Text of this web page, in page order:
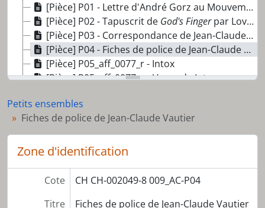
[Pièce] P01 - Lettre d'André Gorz au Mouvement démocratique des étudiants de Lausanne
[Pièce] P02 - Tapuscrit de God's Fingerpar Lova Golovtchiner
[Pièce] P03 - Correspondance de Jean-Claude Vautier au sujet de sa fiche de police
[Pièce] P04 - Fiches de police de Jean-Claude Vautier
[Pièce] P05_aff_0077_r - Intox
[Pièce] P05_aff_0077_v - Verso de Intox
[Dossier] D001 - Comité d'action syndicale
[Dossier] D002 - Groupes de l'ouest lausannois
[Dossier] D003 - Dossier judiciaire Alec Feuz
[Dossier] D004 - ORPER
[Dossier] D006 - Calendrier du Groupe d'action syndicale
[Dossier] D008 - Éléments de décor d'une pièce anti-franquiste
Petits ensembles
Fiches de police de Jean-Claude Vautier
Zone d'identification
Cote
CH CH-002049-8 009_AC-P04
Titre
Fiches de police de Jean-Claude Vautier